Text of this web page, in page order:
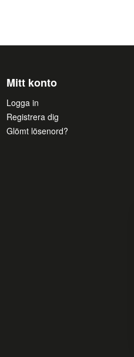
Mitt konto
Logga in
Registrera dig
Glömt lösenord?